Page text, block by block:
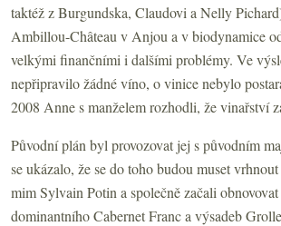
taktéž z Burgundska, Claudovi a Nelly
Ambillou-Château v Anjou a v biodynamice
velkými finančními i dalšími problémy. Ve
nepřipravilo žádné víno, o vinice nebylo
2008 Anne s manželem rozhodli, že vinařství
Původní plán byl provozovat jej s původním
se ukázalo, že se do toho budou muset
mim Sylvain Potin a společně začali
dominantního Cabernet Franc a výsadeb